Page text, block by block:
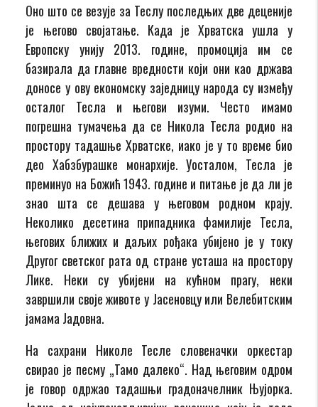
Оно што се везује за Теслу последњих две деценије
је његово својатање. Када је Хрватска ушла у
Европску унију 2013. године, промоција им се
базирала да главне вредности који они као држава
доносе у ову економску заједницу народа су између
осталог Тесла и његови изуми. Често имамо
погрешна тумачења да се Никола Тесла родио на
простору тадашње Хрватске, иако је у то време био
део Хабзбурашке монархије. Уосталом, Тесла је
преминуо на Божић 1943. године и питање је да ли је
знао шта се дешава у његовом родном крају.
Неколико десетина припадника фамилије Тесла,
његових ближих и даљих рођака убијено је у току
Другог светског рата од стране усташа на простору
Лике. Неки су убијени на кућном прагу, неки
завршили своје животе у Јасеновцу или Велебитским
јамама Јадовна.
На сахрани Николе Тесле словеначки оркестар
свирао је песму „Тамо далеко“. Над његовим одром
је говор одржао тадашњи градоначелник Њујорка.